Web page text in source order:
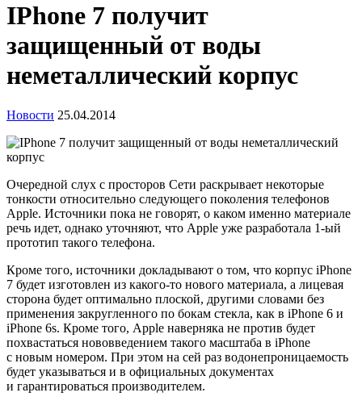
IPhone 7 получит
защищенный от воды
неметаллический корпус
Новости 25.04.2014
Очередной слух с просторов Сети раскрывает некоторые
тонкости относительно следующего поколения телефонов
Apple. Источники пока не говорят, о каком именно материале
речь идет, однако уточняют, что Apple уже разработала 1-ый
прототип такого телефона.
Кроме того, источники докладывают о том, что корпус iPhone
7 будет изготовлен из какого-то нового материала, а лицевая
сторона будет оптимально плоской, другими словами без
применения закругленного по бокам стекла, как в iPhone 6 и
iPhone 6s. Кроме того, Apple наверняка не против будет
похвастаться нововведением такого масштаба в iPhone
с новым номером. При этом на сей раз водонепроницаемость
будет указываться и в официальных документах
и гарантироваться производителем.